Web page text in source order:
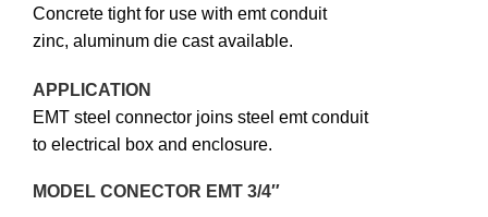
Concrete tight for use with emt conduit
zinc, aluminum die cast available.
APPLICATION
EMT steel connector joins steel emt conduit
to electrical box and enclosure.
MODEL CONECTOR EMT 3/4″